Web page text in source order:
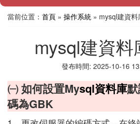
當前位置： 首頁 » 操作系統 » mysql建資
mysql建資料
發布時間: 2025-10-16
㈠ 如何設置Mysql資料庫
碼為GBK